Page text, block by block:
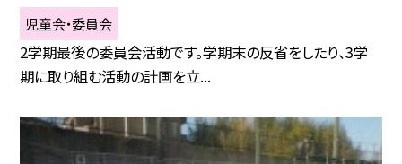
児童会・委員会
2学期最後の委員会活動です。学期末の反省をしたり、3学
期に取り組む活動の計画を立...